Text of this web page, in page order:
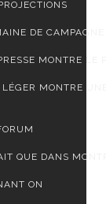
DE CAMPAGNE
MONTRE LE
MONTRE
QUE DANS
ON